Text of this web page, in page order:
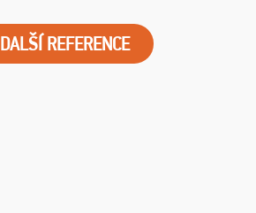
DALŠÍ REFERENCE